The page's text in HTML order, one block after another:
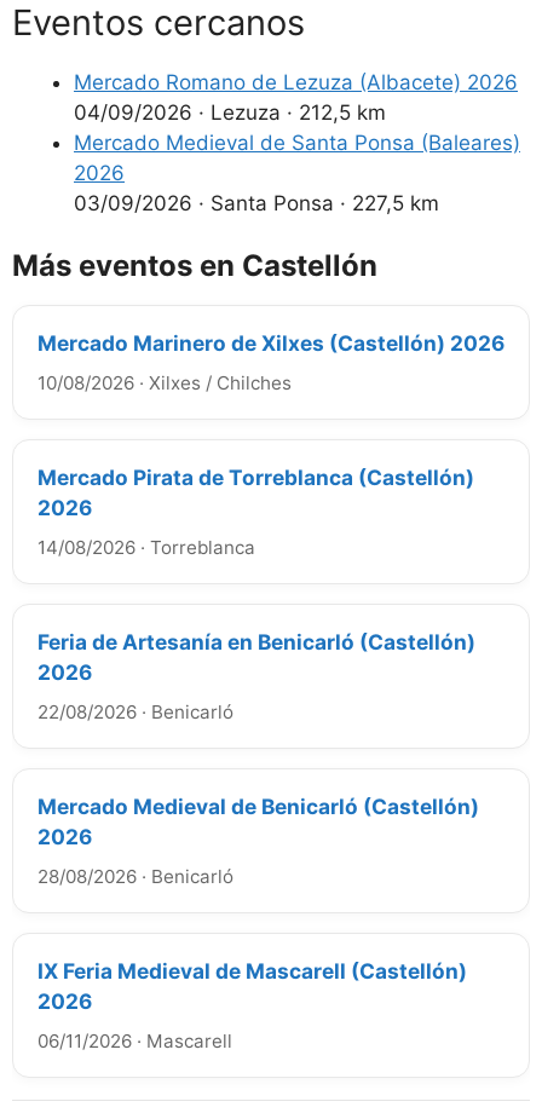
Eventos cercanos
Mercado Romano de Lezuza (Albacete) 2026
04/09/2026 · Lezuza · 212,5 km
Mercado Medieval de Santa Ponsa (Baleares)
2026
03/09/2026 · Santa Ponsa · 227,5 km
Más eventos en Castellón
Mercado Marinero de Xilxes (Castellón) 2026
10/08/2026 · Xilxes / Chilches
Mercado Pirata de Torreblanca (Castellón)
2026
14/08/2026 · Torreblanca
Feria de Artesanía en Benicarló (Castellón)
2026
22/08/2026 · Benicarló
Mercado Medieval de Benicarló (Castellón)
2026
28/08/2026 · Benicarló
IX Feria Medieval de Mascarell (Castellón)
2026
06/11/2026 · Mascarell